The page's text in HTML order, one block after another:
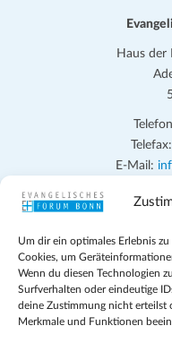
Um dir ein optimales Erlebnis
Cookies, um
Wenn du diesen Technologien
Surfverhalten oder eindeutige
deine Zustimmung nicht erteilst
Merkmale und Funktionen
Haus der
E-Mail:
Das Evangelische
persönlichen,
eingehen, zu offener
anregen und mithelfen, aus
im individuellen und
denken, zu